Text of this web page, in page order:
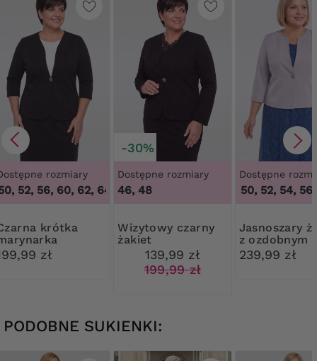
rozmiary
52, 56, 60, 62, 64 46, 48, 50, 52, 56, 60, 62, 64
zł
-30%
Dostępne rozmiary
46, 48
Wizytowy czarny
żakiet
139,99 zł
199,99 zł
Dostępne
46, 48, 50, 52, 54,
Jasnoszary żakiet
z ozdobnym
guzikiem
239,99 zł
PODOBNE SUKIENKI: